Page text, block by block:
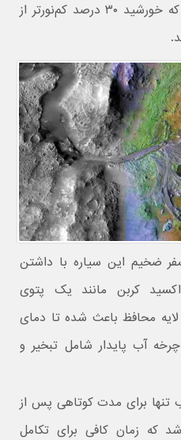
بوده که چگونه مریخ در زمانی که خورشید ۳۰ درصد کم‌نورتر از
ضخیم این سیاره با داشتن
کربن مانند یک پتوی
محافظ باعث شده تا دمای
آب پایدار شامل تبخیر و
تنها برای مدت کوتاهی پس از
که زمان کافی برای تکامل